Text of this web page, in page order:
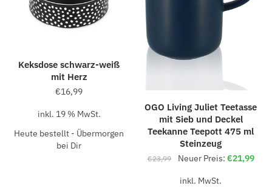
Keksdose schwarz-weiß
mit Herz
€16,99
inkl. 19 % MwSt.
Heute bestellt - Übermorgen
bei Dir
OGO Living Juliet Teetasse
mit Sieb und Deckel
Teekanne Teepott 475 ml
Steinzeug
€23,99 Neuer Preis: €21,99
inkl. MwSt.